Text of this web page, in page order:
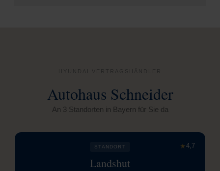
Autohaus Schneider
An 3 Standorten in Bayern für Sie da
★4,7
STANDORT
Landshut